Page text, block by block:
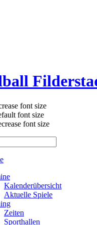
Kalenderübersicht
Aktuelle Spiele
Zeiten
Sporthallen